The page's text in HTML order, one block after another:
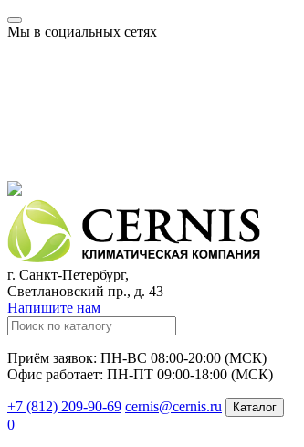
Мы в социальных сетях
г. Санкт-Петербург,
Светлановский пр., д. 43
Напишите нам
Приём заявок: ПН-ВС 08:00-20:00 (МСК)
Офис работает: ПН-ПТ 09:00-18:00 (МСК)
+7 (812) 209-90-69 cernis@cernis.ru Каталог
0